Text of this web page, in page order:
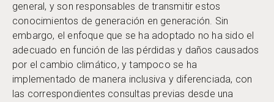
general, y son responsables de transmitir estos
conocimientos de generación en generación. Sin
embargo, el enfoque que se ha adoptado no ha sido el
adecuado en función de las pérdidas y daños causados
por el cambio climático, y tampoco se ha
implementado de manera inclusiva y diferenciada, con
las correspondientes consultas previas desde una